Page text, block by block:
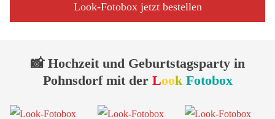
Look-Fotobox jetzt bestellen
📸 Hochzeit und Geburtstagsparty in
Pohnsdorf mit der Look Fotobox